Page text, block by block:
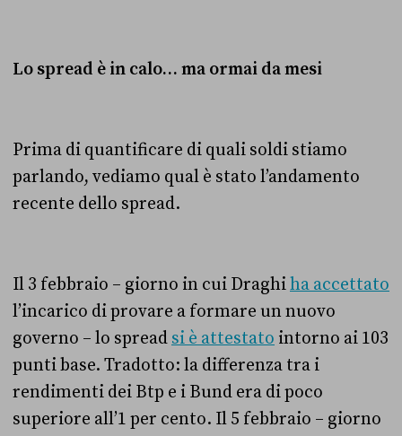
Lo spread è in calo… ma ormai da mesi
Prima di quantificare di quali soldi stiamo
parlando, vediamo qual è stato l’andamento
recente dello spread.
Il 3 febbraio – giorno in cui Draghiha accettato
l’incarico di provare a formare un nuovo
governo – lo spread si è attestato intorno ai 103
punti base. Tradotto: la differenza tra i
rendimenti dei Btp e i Bund era di poco
superiore all’1 per cento. Il 5 febbraio – giorno